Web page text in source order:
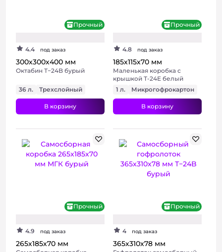
Прочный
4.4 под заказ
300х300х400 мм
Октабин Т−24B бурый
36 л. Трехслойный
В корзину
Прочный
4.8 под заказ
185х115х70 мм
Маленькая коробка с
крышкой Т-24E белый
1 л.
Микрогофрокартон
В корзину
Прочный
4.9 под заказ
265х185х70 мм
Прочный
4 под заказ
365х310х78 мм